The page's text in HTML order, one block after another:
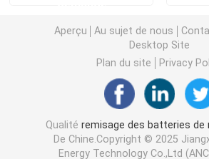
Batterie de stockage d'énergie
Batterie au lithium de stockage de
Batterie de stockage LiFePO4
Aperçu Au sujet de nous
Desktop Site
Plan du site
Privacy
Qualité remisage des batteries de
De Chine.Copyright © 2025
Energy Technology Co.,Ltd